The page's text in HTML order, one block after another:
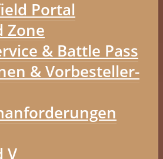
Portal
Zone
& Battle Pass
& Vorbesteller-
V